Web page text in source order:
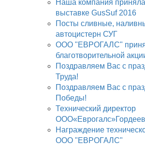
Наша компания приняла
выставке GusSuf 2016
Посты сливные,
автоцистерн СУГ
ООО "ЕВРОГАЛС"
благотворительной
Поздравляем Вас с
Труда!
Поздравляем Вас с
Победы!
Технический директор
Награждение
ООО "ЕВРОГАЛС"